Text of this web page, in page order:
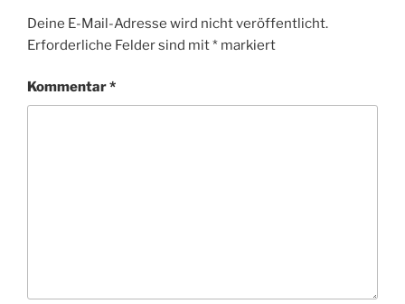
Deine E-Mail-Adresse wird nicht veröffentlicht.
Erforderliche Felder sind mit* markiert
Kommentar*